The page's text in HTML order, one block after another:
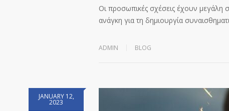
Οι προσωπικές σχέσεις έχουν μεγάλη
ανάγκη για τη δημιουργία
ADMIN BLOG
JANUARY 12,
2023